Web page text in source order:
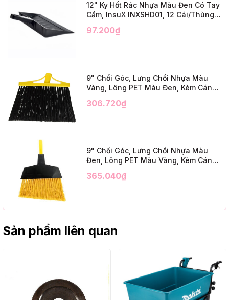
12" Ky Hốt Rác Nhựa Màu Đen Có Tay
Cầm, InsuX INXSHD01, 12 Cái/Thùng,
Black Plastic)
97.200₫
9" Chổi Góc, Lưng Chổi Nhựa Màu
Vàng, Lông PET Màu Đen, Kèm Cán
12 Bộ/Thùng (9" Angle Broom, Yellow
306.720₫
9" Chổi Góc, Lưng Chổi Nhựa Màu
Đen, Lông PET Màu Vàng, Kèm Cán
12 Bộ/Thùng (9" Angle Broom, Black
365.040₫
Sản phẩm liên quan